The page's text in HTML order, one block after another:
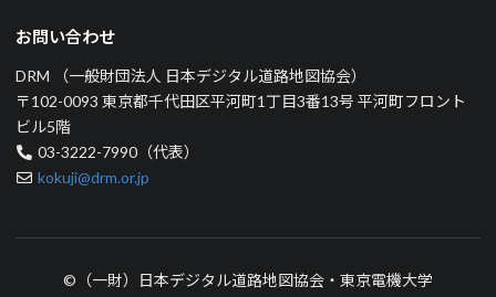
お問い合わせ
DRM （一般財団法人 日本デジタル道路地図協会）
〒102-0093 東京都千代田区平河町1丁目3番13号 平河町フロント
ビル5階
03-3222-7990（代表）
kokuji@drm.or.jp
©（一財）日本デジタル道路地図協会・東京電機大学